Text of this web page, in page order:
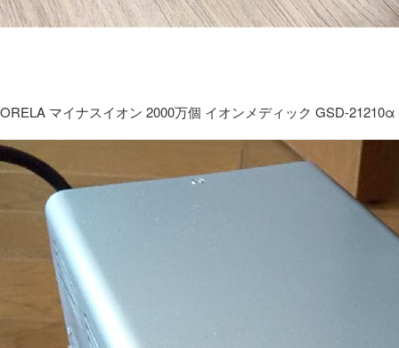
ORELA マイナスイオン 2000万個 イオンメディック GSD-21210α